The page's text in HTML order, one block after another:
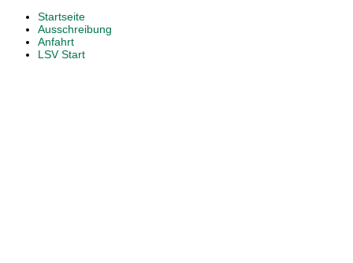
Startseite
Ausschreibung
Anfahrt
LSV Start